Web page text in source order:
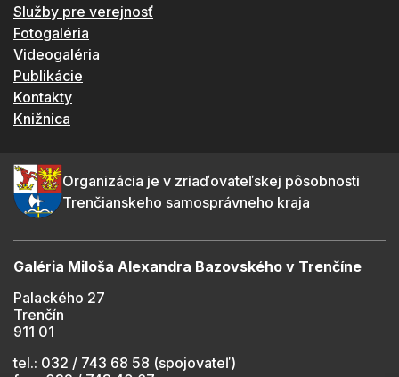
Služby pre verejnosť
Fotogaléria
Videogaléria
Publikácie
Kontakty
Knižnica
Organizácia je v zriaďovateľskej pôsobnosti
Trenčianskeho samosprávneho kraja
Galéria Miloša Alexandra Bazovského v Trenčíne
Palackého 27
Trenčín
911 01
tel.: 032 / 743 68 58 (spojovateľ)